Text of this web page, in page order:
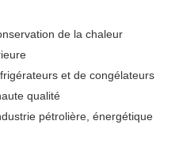
de la chaleur
et de congélateurs
qualité
pétrolière, énergétique